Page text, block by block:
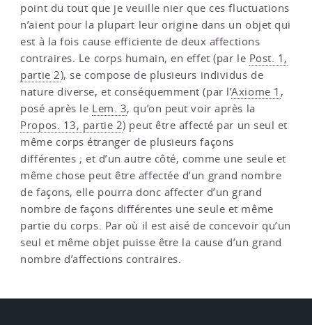
point du tout que je veuille nier que ces fluctuations
n’aient pour la plupart leur origine dans un objet qui
est à la fois cause efficiente de deux affections
contraires. Le corps humain, en effet (par le Post. 1,
partie 2), se compose de plusieurs individus de
nature diverse, et conséquemment (par l’Axiome 1 ,
posé après le Lem. 3, qu’on peut voir après la
Propos. 13, partie 2) peut être affecté par un seul et
même corps étranger de plusieurs façons
différentes ; et d’un autre côté, comme une seule et
même chose peut être affectée d’un grand nombre
de façons, elle pourra donc affecter d’un grand
nombre de façons différentes une seule et même
partie du corps. Par où il est aisé de concevoir qu’un
seul et même objet puisse être la cause d’un grand
nombre d’affections contraires.